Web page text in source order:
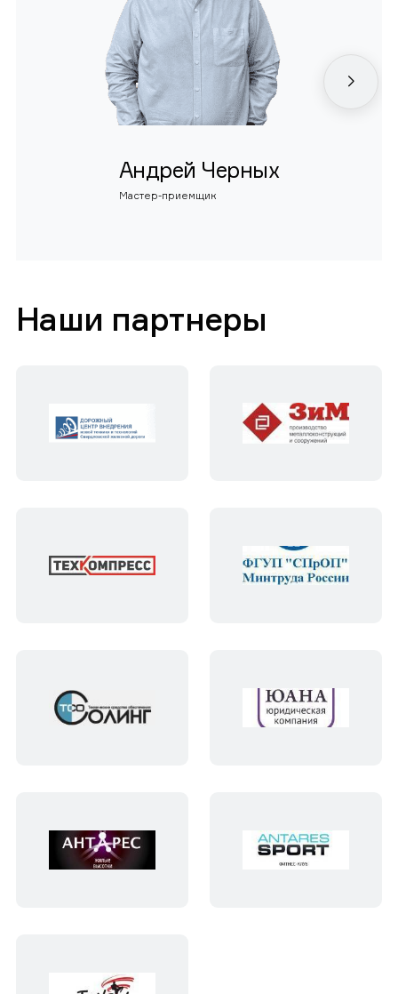
Андрей Черных
Мастер-приемщик
Наши партнеры